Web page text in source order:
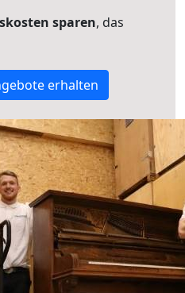
sparen, das
erhalten